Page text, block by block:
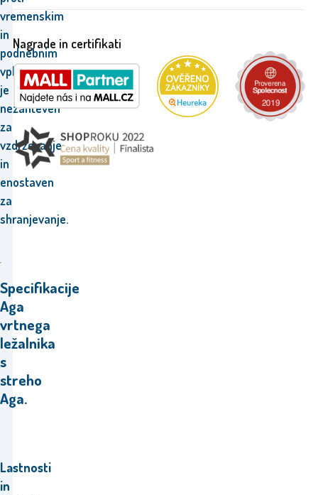
vremenskim
in
podnebnim
vplivom,
je
nezahteven
za
vzdrževanje
in
enostaven
za
shranjevanje.
Specifikacije
Aga
vrtnega
ležalnika
s
streho
Aga.
Lastnosti
in
Nagrade in certifikati